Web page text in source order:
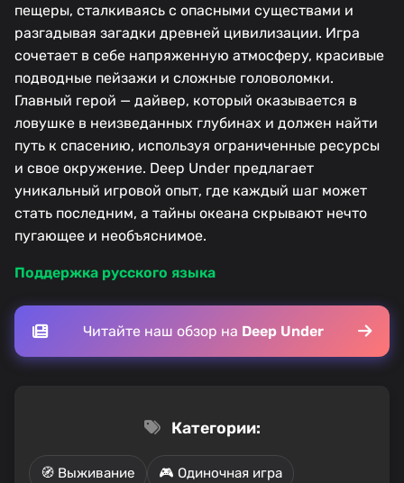
пещеры, сталкиваясь с опасными существами и
разгадывая загадки древней цивилизации. Игра
сочетает в себе напряженную атмосферу, красивые
подводные пейзажи и сложные головоломки.
Главный герой — дайвер, который оказывается в
ловушке в неизведанных глубинах и должен найти
путь к спасению, используя ограниченные ресурсы
и свое окружение. Deep Under предлагает
уникальный игровой опыт, где каждый шаг может
стать последним, а тайны океана скрывают нечто
пугающее и необъяснимое.
Поддержка русского языка
Читайте наш обзор на Deep Under
Категории:
🧭 Выживание 🎮 Одиночная игра